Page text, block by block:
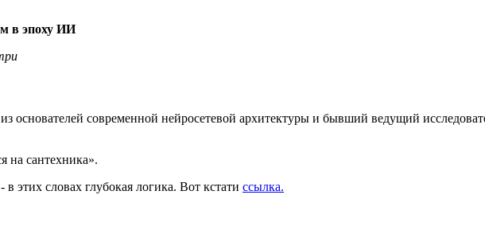
в эпоху ИИ
основателей современной нейросетевой архитектуры и бывший ведущий
на сантехника».
этих словах глубокая логика. Вот кстати ссылка.